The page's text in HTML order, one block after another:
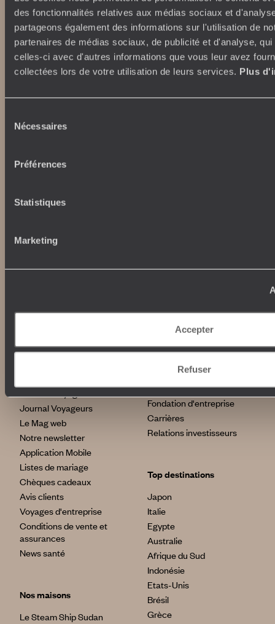
des fonctionnalités relatives aux médias sociaux et
partageons également des informations sur l'utilisation de
partenaires de médias sociaux, de publicité et d'analyse,
celles-ci avec d'autres informations que vous leur avez
collectées lors de votre utilisation de leurs services. Plus
Nécessaires
Préférences
Statistiques
Marketing
Accepter
Refuser
Lire notre politique de confidentialité
100% carbone absorbé
Le voyage sur mesure
Librairie Voyageurs
Journal Voyageurs
Le Mag web
Notre newsletter
Application Mobile
Listes de mariage
Chèques cadeaux
Avis clients
Voyages d'entreprise
Conditions de vente et
assurances
News santé
Nos maisons
Le Steam Ship Sudan
Vacances d’été
Tour du Monde
Déconnecter
Fondation d'entreprise
Carrières
Relations investisseurs
Top destinations
Japon
Italie
Egypte
Australie
Afrique du Sud
Indonésie
Etats-Unis
Brésil
Grèce